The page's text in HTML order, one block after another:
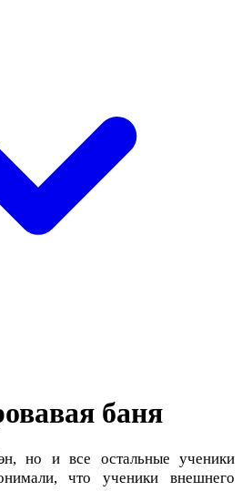
баня
но и все остальные ученики
что ученики внешнего